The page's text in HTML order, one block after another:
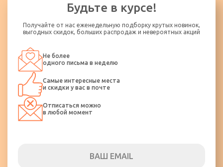
Будьте в курсе!
Получайте от нас еженедельную подборку крутых новинок,
выгодных скидок, больших распродаж и невероятных акций
Не более
одного письма в неделю
Самые интересные места
и скидки у вас в почте
Отписаться можно
в любой момент